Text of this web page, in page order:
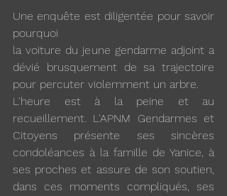
Une enquête est diligentée pour savoir
pourquoi
la voiture du jeune gendarme adjoint a
dévié brusquement de sa trajectoire
pour percuter violemment un arbre.
L'heure est à la peine et au
recueillement. L'APNM Gendarmes et
Citoyens présente ses sincères
condoléances à la famille de Yanice, à
ses proches et assure de son soutien,
dans ces moments compliqués, ses